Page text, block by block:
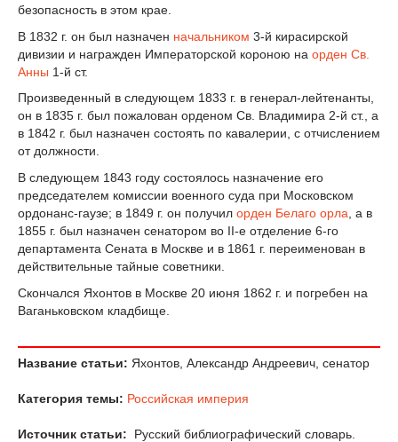
безопасность в этом крае.
В 1832 г. он был назначен начальником 3-й кирасирской
дивизии и награжден Императорской короною на орден Св.
Анны 1-й ст.
Произведенный в следующем 1833 г. в генерал-лейтенанты,
он в 1835 г. был пожалован орденом Св. Владимира 2-й ст., а
в 1842 г. был назначен состоять по кавалерии, с отчислением
от должности.
В следующем 1843 году состоялось назначение его
председателем комиссии военного суда при Московском
ордонанс-гаузе; в 1849 г. он получил орден Белаго орла , а в
1855 г. был назначен сенатором во II-е отделение 6-го
департамента Сената в Москве и в 1861 г. переименован в
действительные тайные советники.
Скончался Яхонтов в Москве 20 июня 1862 г. и погребен на
Ваганьковском кладбище.
Название статьи: Яхонтов, Александр Андреевич, сенатор
Категория темы: Российская империя
Источник статьи: Русский библиографический словарь.